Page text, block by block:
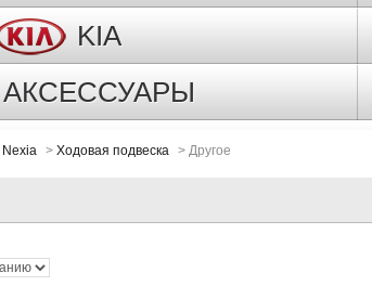
KIA
АКСЕССУАРЫ
Nexia > Ходовая подвеска > Другое